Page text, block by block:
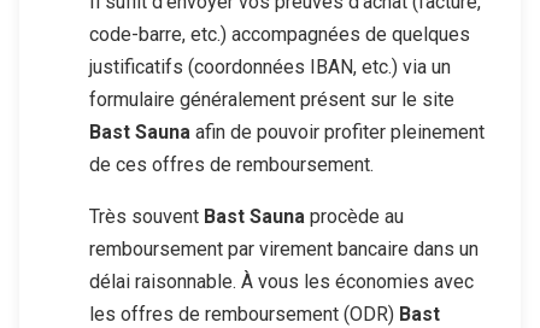
code-barre, etc.) accompagnées de quelques
justificatifs (coordonnées IBAN, etc.) via un
formulaire généralement présent sur le site
Bast Sauna afin de pouvoir profiter pleinement
de ces offres de remboursement.
Très souvent Bast Sauna procède au
remboursement par virement bancaire dans un
délai raisonnable. À vous les économies avec
les offres de remboursement (ODR) Bast